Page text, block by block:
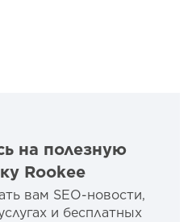
на полезную
Rookee
вам SEO-новости,
и бесплатных